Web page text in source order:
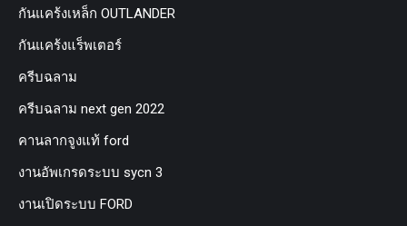
กันแคร้งเหล็ก OUTLANDER
กันแคร้งแร็พเตอร์
ครีบฉลาม
ครีบฉลาม next gen 2022
คานลากจูงแท้ ford
งานอัพเกรดระบบ sycn 3
งานเปิดระบบ FORD